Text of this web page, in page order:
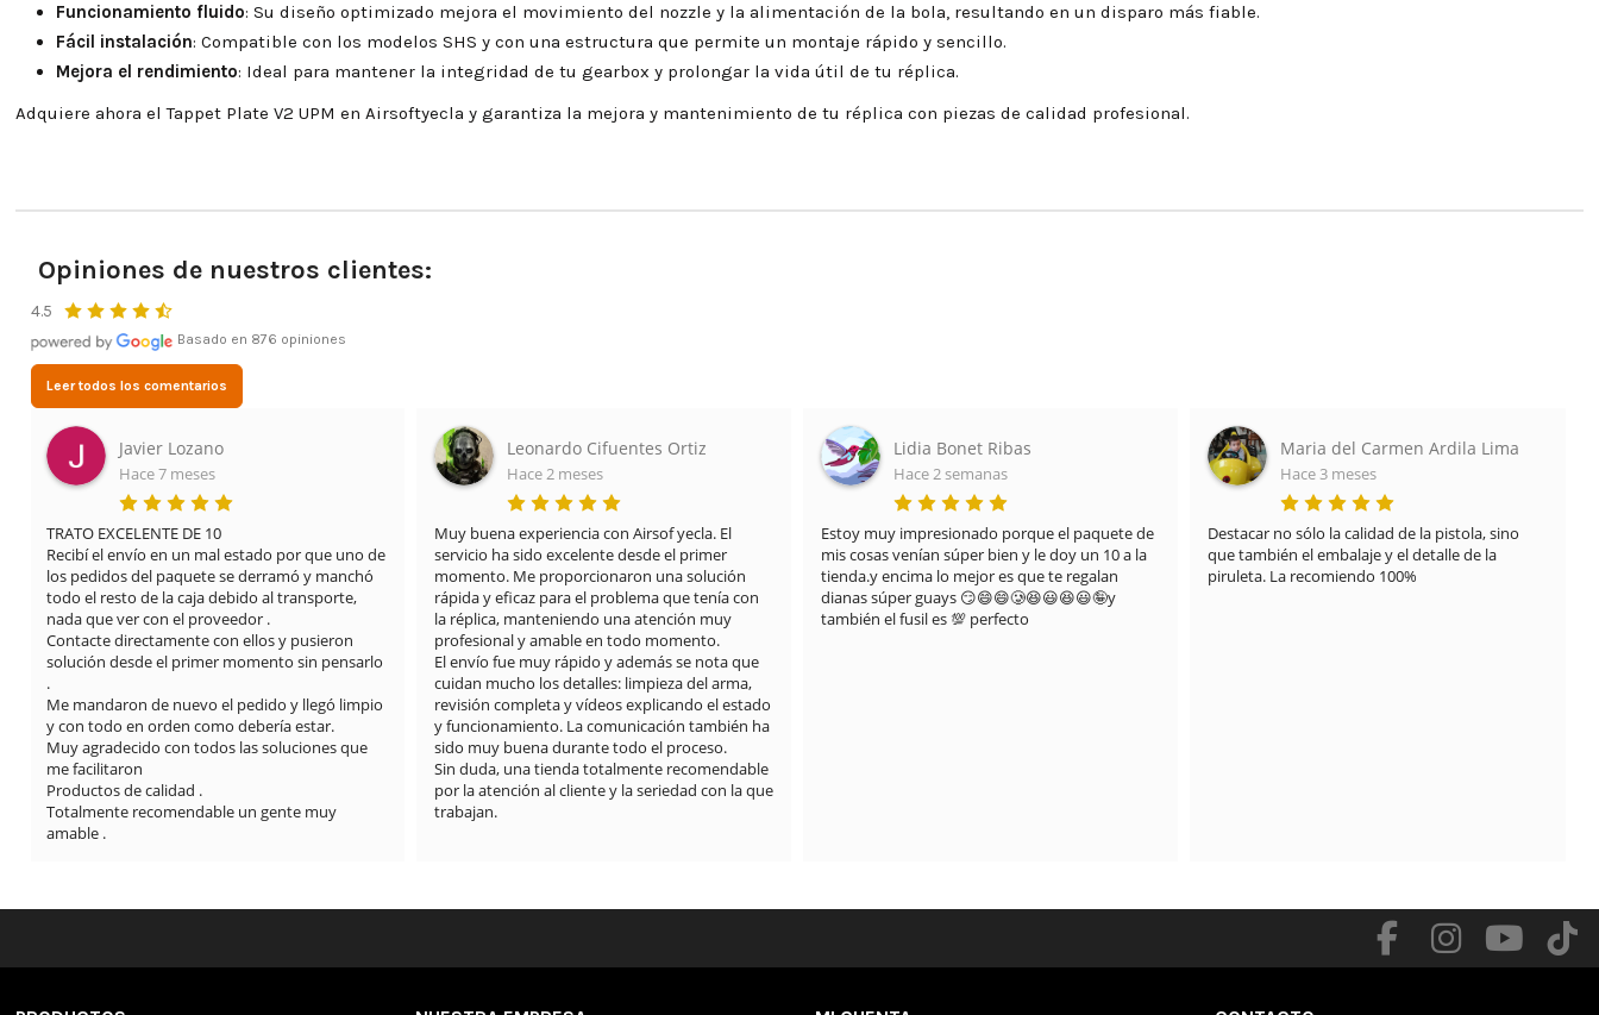
Funcionamiento fluido: Su diseño optimizado mejora el movimiento del nozzle y la alimentación de la bola, resultando en un disparo más fiable.
Fácil instalación: Compatible con los modelos SHS y con una estructura que permite un montaje rápido y sencillo.
Mejora el rendimiento: Ideal para mantener la integridad de tu gearbox y prolongar la vida útil de tu réplica.
Adquiere ahora el Tappet Plate V2 UPM en Airsoftyecla y garantiza la mejora y mantenimiento de tu réplica con piezas de calidad profesional.
Opiniones de nuestros clientes:
4.5
Basado en 876 opiniones
Leer todos los comentarios
Javier Lozano
Hace 7 meses
TRATO EXCELENTE DE 10
Recibí el envío en un mal estado por que uno de
los pedidos del paquete se derramó y manchó
todo el resto de la caja debido al transporte,
nada que ver con el proveedor .
Contacte directamente con ellos y pusieron
solución desde el primer momento sin pensarlo
.
Me mandaron de nuevo el pedido y llegó limpio
y con todo en orden como debería estar.
Muy agradecido con todos las soluciones que
me facilitaron
Productos de calidad .
Totalmente recomendable un gente muy
amable .
Leonardo Cifuentes Ortiz
Hace 2 meses
Muy buena experiencia con Airsof yecla. El
servicio ha sido excelente desde el primer
momento. Me proporcionaron una solución
rápida y eficaz para el problema que tenía con
la réplica, manteniendo una atención muy
profesional y amable en todo momento.
El envío fue muy rápido y además se nota que
cuidan mucho los detalles: limpieza del arma,
revisión completa y vídeos explicando el estado
y funcionamiento. La comunicación también ha
sido muy buena durante todo el proceso.
Sin duda, una tienda totalmente recomendable
por la atención al cliente y la seriedad con la que
trabajan.
Lidia Bonet Ribas
Hace 2 semanas
Estoy muy impresionado porque el paquete de
mis cosas venían súper bien y le doy un 10 a la
tienda.y encima lo mejor es que te regalan
dianas súper guays 😏😄😄🥲😆😃😆😃🤪y
también el fusil es 💯 perfecto
Maria del Carmen Ardila Lima
Hace 3 meses
Destacar no sólo la calidad de la pistola, sino
que también el embalaje y el detalle de la
piruleta. La recomiendo 100%